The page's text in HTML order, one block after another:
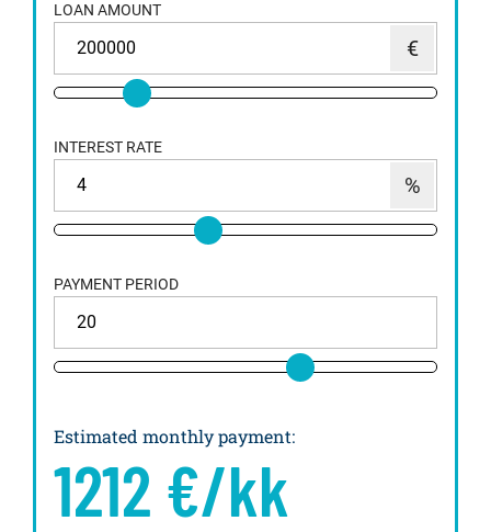
LOAN AMOUNT
INTEREST RATE
PAYMENT PERIOD
Estimated monthly payment:
1212 €/kk